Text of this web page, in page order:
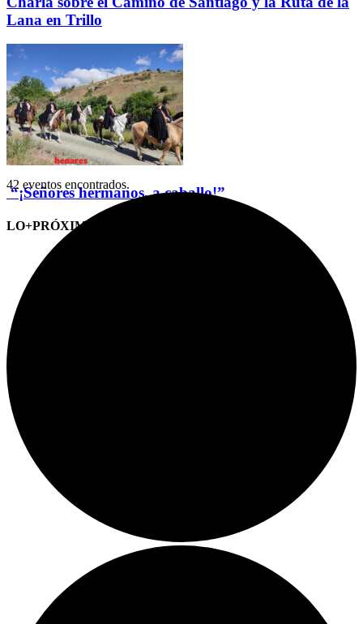
Lana en Trillo
“¡Señores hermanos, a caballo!”
LO+PRÓXIMO (CITAS)
42 eventos encontrados.